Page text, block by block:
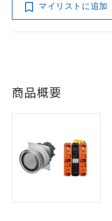
マイリストに追加
商品概要